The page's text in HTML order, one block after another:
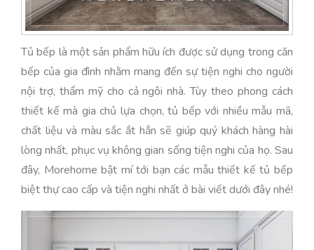
Tủ bếp là một sản phẩm hữu ích được sử dụng trong căn
bếp của gia đình nhằm mang đến sự tiện nghi cho người
nội trợ, thẩm mỹ cho cả ngôi nhà. Tùy theo phong cách
thiết kế mà gia chủ lựa chọn, tủ bếp với nhiều mẫu mã,
chất liệu và màu sắc ắt hẳn sẽ giúp quý khách hàng hài
lòng nhất, phục vụ không gian sống tiện nghi của họ. Sau
đây, Morehome bật mí tới bạn các mẫu thiết kế tủ bếp
biệt thự cao cấp và tiện nghi nhất ở bài viết dưới đây nhé!